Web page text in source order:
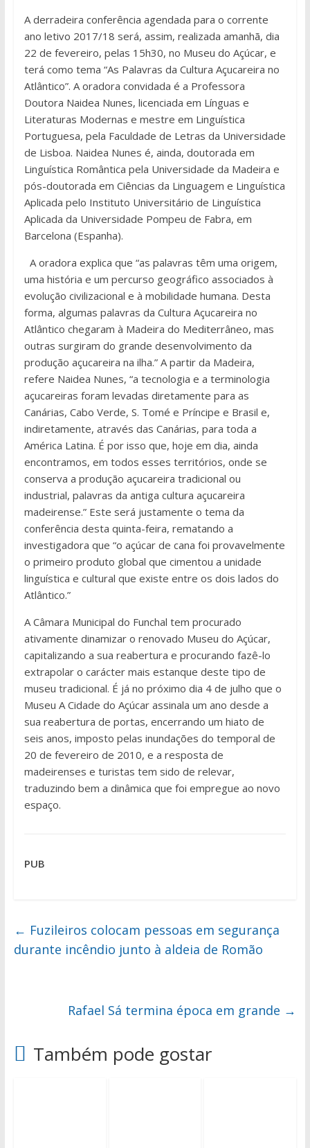
A derradeira conferência agendada para o corrente
ano letivo 2017/18 será, assim, realizada amanhã, dia
22 de fevereiro, pelas 15h30, no Museu do Açúcar, e
terá como tema “As Palavras da Cultura Açucareira no
Atlântico”. A oradora convidada é a Professora
Doutora Naidea Nunes, licenciada em Línguas e
Literaturas Modernas e mestre em Linguística
Portuguesa, pela Faculdade de Letras da Universidade
de Lisboa. Naidea Nunes é, ainda, doutorada em
Linguística Romântica pela Universidade da Madeira e
pós-doutorada em Ciências da Linguagem e Linguística
Aplicada pelo Instituto Universitário de Linguística
Aplicada da Universidade Pompeu de Fabra, em
Barcelona (Espanha).
A oradora explica que “as palavras têm uma origem,
uma história e um percurso geográfico associados à
evolução civilizacional e à mobilidade humana. Desta
forma, algumas palavras da Cultura Açucareira no
Atlântico chegaram à Madeira do Mediterrâneo, mas
outras surgiram do grande desenvolvimento da
produção açucareira na ilha.” A partir da Madeira,
refere Naidea Nunes, “a tecnologia e a terminologia
açucareiras foram levadas diretamente para as
Canárias, Cabo Verde, S. Tomé e Príncipe e Brasil e,
indiretamente, através das Canárias, para toda a
América Latina. É por isso que, hoje em dia, ainda
encontramos, em todos esses territórios, onde se
conserva a produção açucareira tradicional ou
industrial, palavras da antiga cultura açucareira
madeirense.” Este será justamente o tema da
conferência desta quinta-feira, rematando a
investigadora que “o açúcar de cana foi provavelmente
o primeiro produto global que cimentou a unidade
linguística e cultural que existe entre os dois lados do
Atlântico.”
A Câmara Municipal do Funchal tem procurado
ativamente dinamizar o renovado Museu do Açúcar,
capitalizando a sua reabertura e procurando fazê-lo
extrapolar o carácter mais estanque deste tipo de
museu tradicional. É já no próximo dia 4 de julho que o
Museu A Cidade do Açúcar assinala um ano desde a
sua reabertura de portas, encerrando um hiato de
seis anos, imposto pelas inundações do temporal de
20 de fevereiro de 2010, e a resposta de
madeirenses e turistas tem sido de relevar,
traduzindo bem a dinâmica que foi empregue ao novo
espaço.
PUB
← Fuzileiros colocam pessoas em segurança
durante incêndio junto à aldeia de Romão
Rafael Sá termina época em grande →
Também pode gostar